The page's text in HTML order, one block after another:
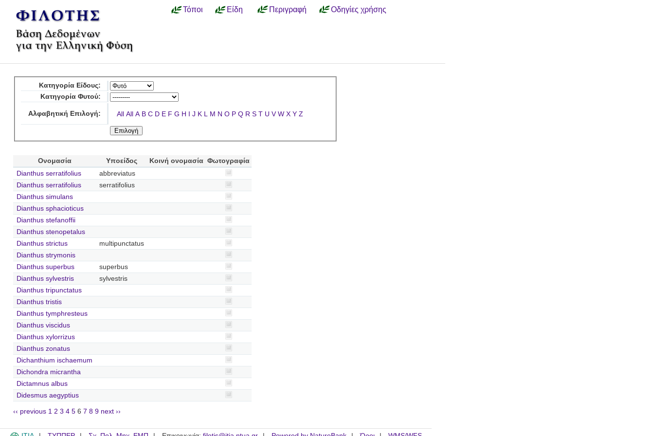
Τόποι Είδη Περιγραφή Οδηγίες χρήσης
Κατηγορία Είδους:
Κατηγορία Φυτού:
Αλφαβητική Επιλογή: All All A B C D E F G H I J K L M N O P Q R S T U V W X Y Z
Ονομασία Υποείδος Κοινή ονομασία Φωτογραφία
Dianthus serratifolius
abbreviatus
Dianthus serratifolius
serratifolius
Dianthus simulans
Dianthus sphacioticus
Dianthus stefanoffii
Dianthus stenopetalus
Dianthus strictus
multipunctatus
Dianthus strymonis
Dianthus superbus
superbus
Dianthus sylvestris
sylvestris
Dianthus tripunctatus
Dianthus tristis
Dianthus tymphresteus
Dianthus viscidus
Dianthus xylorrizus
Dianthus zonatus
Dichanthium ischaemum
Dichondra micrantha
Dictamnus albus
Didesmus aegyptius
‹‹ previous 1 2 3 4 5 6 7 8 9 next ››